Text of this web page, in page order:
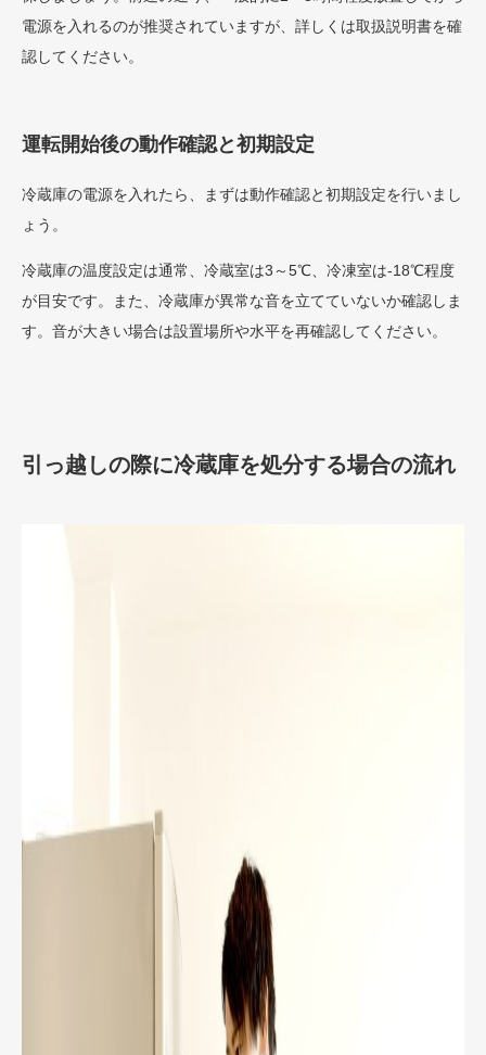
電源を入れるのが推奨されていますが、詳しくは取扱説明書を確
認してください。
運転開始後の動作確認と初期設定
冷蔵庫の電源を入れたら、まずは動作確認と初期設定を行いまし
ょう。
冷蔵庫の温度設定は通常、冷蔵室は3～5℃、冷凍室は-18℃程度
が目安です。また、冷蔵庫が異常な音を立てていないか確認しま
す。音が大きい場合は設置場所や水平を再確認してください。
引っ越しの際に冷蔵庫を処分する場合の流れ